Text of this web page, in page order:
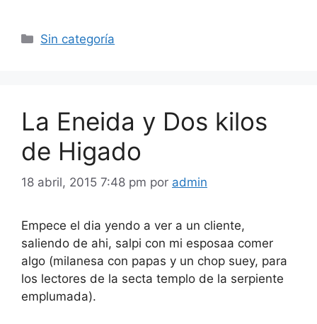
Categorías
Sin categoría
La Eneida y Dos kilos
de Higado
18 abril, 2015 7:48 pm por admin
Empece el dia yendo a ver a un cliente,
saliendo de ahi, salpi con mi esposaa comer
algo (milanesa con papas y un chop suey, para
los lectores de la secta templo de la serpiente
emplumada).